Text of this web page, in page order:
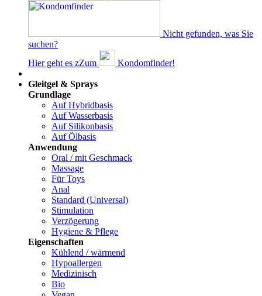
Nicht gefunden, was Sie
suchen?
Hier geht es zZum
Kondomfinder!
Gleitgel & Sprays
Grundlage
Auf Hybridbasis
Auf Wasserbasis
Auf Silikonbasis
Auf Ölbasis
Anwendung
Oral / mit Geschmack
Massage
Für Toys
Anal
Standard (Universal)
Stimulation
Verzögerung
Hygiene & Pflege
Eigenschaften
Kühlend / wärmend
Hypoallergen
Medizinisch
Bio